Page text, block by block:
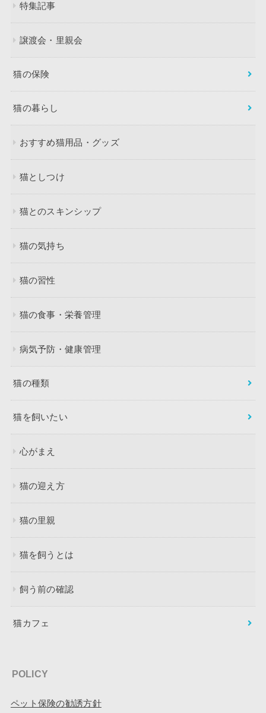
特集記事
譲渡会・里親会
猫の保険
猫の暮らし
おすすめ猫用品・グッズ
猫としつけ
猫とのスキンシップ
猫の気持ち
猫の習性
猫の食事・栄養管理
病気予防・健康管理
猫の種類
猫を飼いたい
心がまえ
猫の迎え方
猫の里親
猫を飼うとは
飼う前の確認
猫カフェ
POLICY
ペット保険の勧誘方針